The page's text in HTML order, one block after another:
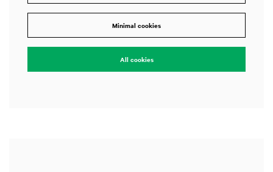
Minimal cookies
All cookies